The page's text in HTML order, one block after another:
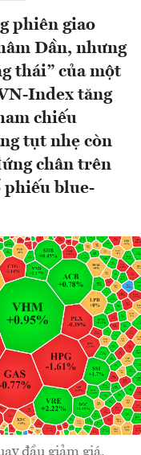
phiên giao
Dần, nhưng
thái” của một
Index tăng
chiếu
tụt nhẹ còn
chân trên
phiếu blue-
đầu giảm giá.